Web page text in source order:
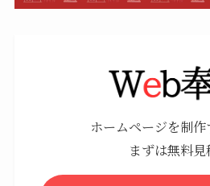
ホームページを制作
まずは無料見